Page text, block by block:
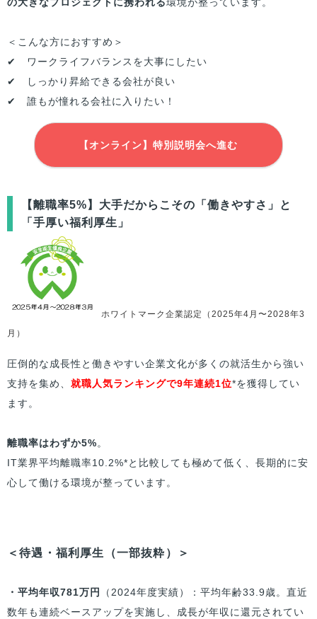
＜こんな方におすすめ＞
✔ ワークライフバランスを大事にしたい
✔ しっかり昇給できる会社が良い
✔ 誰もが憧れる会社に入りたい！
【オンライン】特別説明会へ進む
【離職率5%】大手だからこその「働きやすさ」と
「手厚い福利厚生」
ホワイトマーク企業認定（2025年4月〜2028年3
月）
圧倒的な成長性と働きやすい企業文化が多くの就活生から強い
支持を集め、 就職人気ランキングで9年連続1位*を獲得してい
ます。
離職率はわずか5%。
IT業界平均離職率10.2%*と比較しても極めて低く、長期的に安
心して働ける環境が整っています。
＜待遇・福利厚生（一部抜粋）＞
・平均年収781万円
（2024年度実績）：平均年齢33.9歳。直近
数年も連続ベースアップを実施し、成長が年収に還元されてい